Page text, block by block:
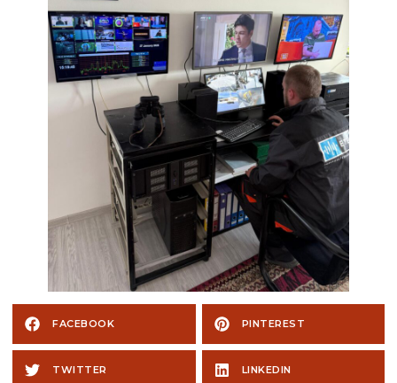
FACEBOOK PINTEREST
TWITTER LINKEDIN